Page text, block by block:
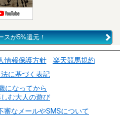
スが5%還元！
情報保護方針
楽天競馬規約
に基づく表記
になってから
む大人の遊び
審なメールやSMSについて